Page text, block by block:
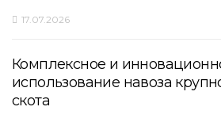
17.07.2026
Комплексное и
использование навоза
скота